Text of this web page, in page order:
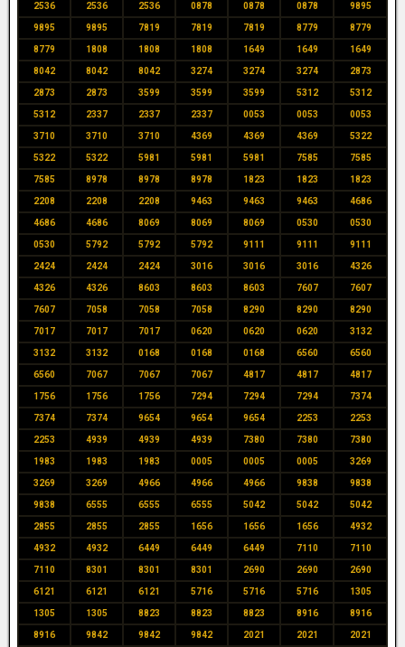
2536 2536 2536 0878 0878 0878 9895
9895 9895 7819 7819 7819 8779 8779
8779 1808 1808 1808 1649 1649 1649
8042 8042 8042 3274 3274 3274 2873
2873 2873 3599 3599 3599 5312 5312
5312 2337 2337 2337 0053 0053 0053
3710 3710 3710 4369 4369 4369 5322
5322 5322 5981 5981 5981 7585 7585
7585 8978 8978 8978 1823 1823 1823
2208 2208 2208 9463 9463 9463 4686
4686 4686 8069 8069 8069 0530 0530
0530 5792 5792 5792 9111 9111 9111
2424 2424 2424 3016 3016 3016 4326
4326 4326 8603 8603 8603 7607 7607
7607 7058 7058 7058 8290 8290 8290
7017 7017 7017 0620 0620 0620 3132
3132 3132 0168 0168 0168 6560 6560
6560 7067 7067 7067 4817 4817 4817
1756 1756 1756 7294 7294 7294 7374
7374 7374 9654 9654 9654 2253 2253
2253 4939 4939 4939 7380 7380 7380
1983 1983 1983 0005 0005 0005 3269
3269 3269 4966 4966 4966 9838 9838
9838 6555 6555 6555 5042 5042 5042
2855 2855 2855 1656 1656 1656 4932
4932 4932 6449 6449 6449 7110 7110
7110 8301 8301 8301 2690 2690 2690
6121 6121 6121 5716 5716 5716 1305
1305 1305 8823 8823 8823 8916 8916
8916 9842 9842 9842 2021 2021 2021